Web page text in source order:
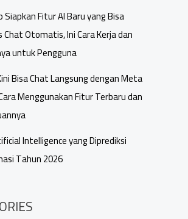
Fitur AI Baru yang Bisa
Otomatis, Ini Cara Kerja dan
untuk Pengguna
Bisa Chat Langsung dengan Meta
Menggunakan Fitur Terbaru dan
Intelligence yang Diprediksi
Tahun 2026